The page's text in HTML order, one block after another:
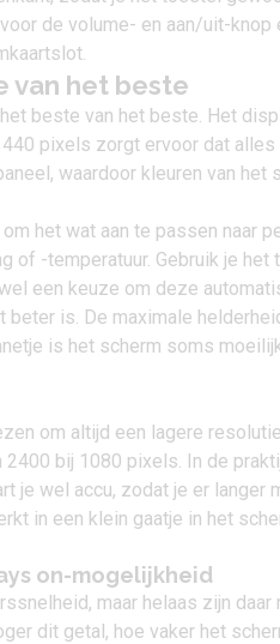
de volume- en aan/uit-knop
van het beste
beste van het beste. Het
pixels zorgt ervoor dat alles
waardoor kleuren van het
het wat aan te passen naar
of -temperatuur. Gebruik je het
een keuze om deze
is. De maximale
is het scherm soms
om altijd een lagere
bij 1080 pixels. In de
je wel accu, zodat je er langer
in een klein gaatje in het
on-mogelijkheid
maar helaas zijn daar
dit getal, hoe vaker het